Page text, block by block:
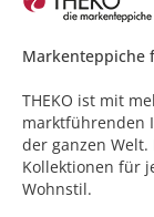
Markenteppiche
THEKO ist mit
marktführenden
der ganzen
Kollektionen für
Wohnstil.